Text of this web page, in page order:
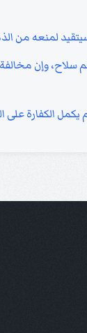
لمنعه من
سلاح، وإن
يكمل الكفارة على